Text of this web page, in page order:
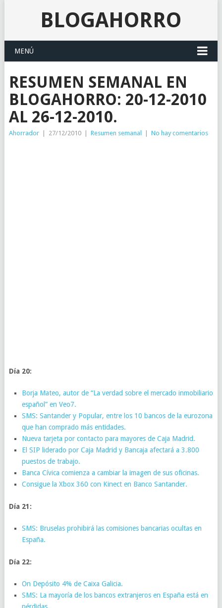
BLOGAHORRO
MENÚ
RESUMEN SEMANAL EN
BLOGAHORRO: 20-12-2010
AL 26-12-2010.
Ahorrador 27/12/2010 Resumen semanal No hay comentarios
Día 20:
Borja Mateo, autor de “La verdad sobre el mercado inmobiliario
español” en Veo7.
SMS: Santander y Popular, entre los 10 bancos de la eurozona
que han comprado más entidades.
Nueva tarjeta por contacto para mayores de Caja Madrid.
El SIP liderado por Caja Madrid y Bancaja afectará a 3.800
puestos de trabajo.
Banca Cívica comienza a cambiar la imagen de sus oficinas.
Consigue la Xbox 360 con Kinect en Banco Santander.
Día 21:
SMS: Bruselas prohibirá las comisiones bancarias ocultas en
España.
Día 22:
On Depósito 4% de Caixa Galicia.
SMS: La mayoría de los bancos extranjeros en España está en